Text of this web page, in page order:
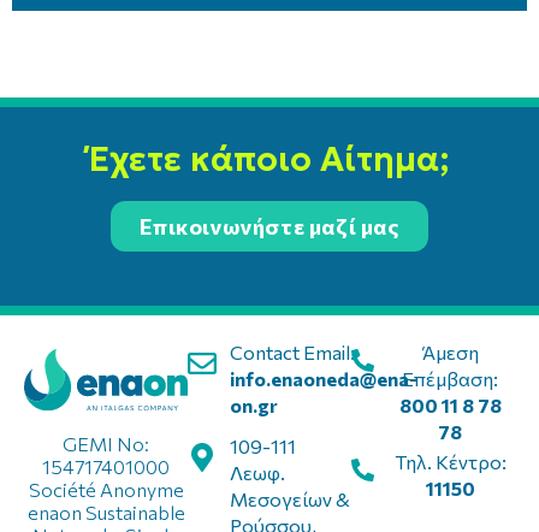
Έχετε κάποιο Αίτημα;
Επικοινωνήστε μαζί μας
Contact Email:
info.enaoneda@ena-
on.gr
109-111
Λεωφ.
Μεσογείων &
Ρούσσου,
GEMI No:
154717401000
Société Anonyme
enaon Sustainable
Άμεση
Επέμβαση:
800 11 8 78
78
Τηλ. Κέντρο:
11150